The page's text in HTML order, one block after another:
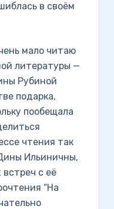
в своём
мало читаю
литературы —
Рубиной
подарка,
пообещала
чтения так
Ильиничны,
встреч с её
“На